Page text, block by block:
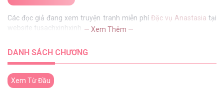
Các đọc giả đang xem truyện tranh miễn phí Đặc vụ Anastasia tại
website tusachxinhxinh — Xem Thêm —
DANH SÁCH CHƯƠNG
Xem Từ Đầu